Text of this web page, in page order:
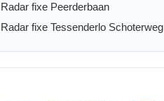
Radar fixe Peerderbaan
Radar fixe Tessenderlo Schoterweg